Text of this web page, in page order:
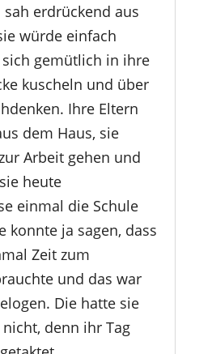
erdrückend aus
würde einfach
gemütlich in ihre
kuscheln und über
Ihre Eltern
dem Haus, sie
Arbeit gehen und
heute
einmal die Schule
konnte ja sagen, dass
Zeit zum
und das war
Die hatte sie
denn ihr Tag